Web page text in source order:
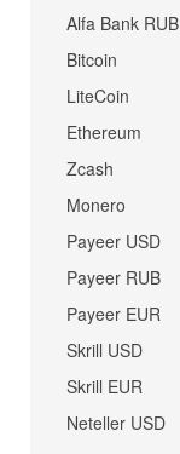
Alfa Bank RUB
Bitcoin
LiteCoin
Ethereum
Zcash
Monero
Payeer USD
Payeer RUB
Payeer EUR
Skrill USD
Skrill EUR
Neteller USD